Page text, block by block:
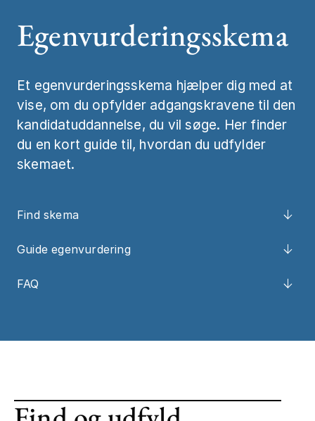
Egenvurderingsskema
Et egenvurderingsskema hjælper dig med at
vise, om du opfylder adgangskravene til den
kandidatuddannelse, du vil søge. Her finder
du en kort guide til, hvordan du udfylder
skemaet.
Find skema
Guide egenvurdering
FAQ
Job og
Kontakt
Statistik og